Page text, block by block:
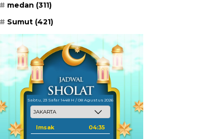
medan (311)
Sumut (421)
Sabtu, 23 Safar 1448 H / 08 Agustus 2026
Imsak 04:35